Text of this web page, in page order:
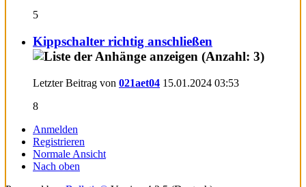
5
Kippschalter richtig anschließen
Letzter Beitrag von 021aet04 15.01.2024 03:53
8
Anmelden
Registrieren
Normale Ansicht
Nach oben